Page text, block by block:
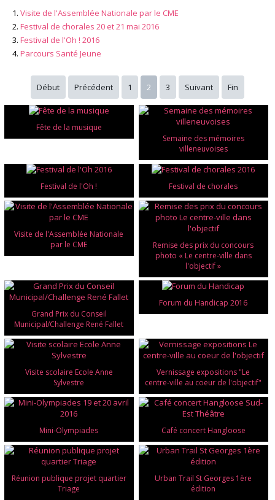
Visite de l'Assemblée Nationale par le CME
Festival de chorales 20 et 21 mai 2016
Festival de l'Oh ! 2016
Parcours Santé Jeune
Début Précédent 1 2 3 Suivant Fin
Fête de la musique
Semaine des mémoires
villeneuvoises
Festival de l'Oh ! Festival de chorales
Visite de l'Assemblée Nationale
par le CME
Remise des prix du concours
photo « Le centre-ville dans
l'objectif »
Grand Prix du Conseil
Municipal/Challenge René Fallet
Forum du Handicap 2016
Visite scolaire Ecole Anne
Sylvestre
Vernissage expositions "Le
centre-ville au coeur de l'objectif"
Mini-Olympiades Café concert Hangloose
Réunion publique projet quartier
Triage
Urban Trail St Georges 1ère
édition